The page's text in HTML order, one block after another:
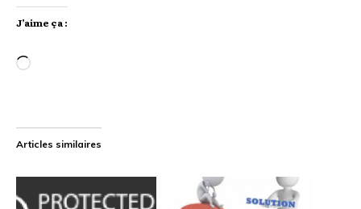
J’aime ça :
Chargement…
Articles similaires